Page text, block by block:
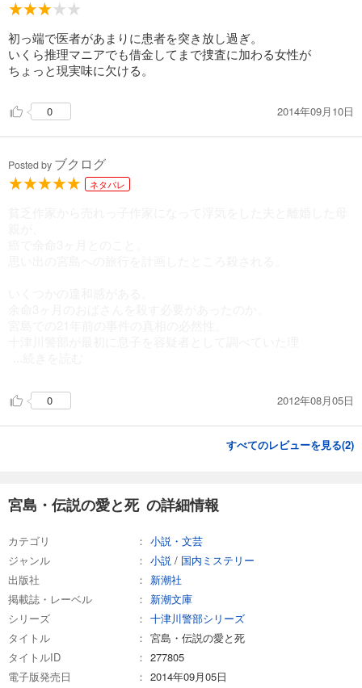
初っ端で医者があまりに患者を突き放し過ぎ。
いくら推理マニアでも借金してまで捜査に加わる女性が
ちょっと現実味に欠ける。
0 2014年09月10日
Posted by ブクログ
ネタバレ
0 2012年08月05日
すべてのレビューを見る(2)
宮島・伝説の愛と死 の詳細情報
カテゴリ
小説・文芸
ジャンル
小説 / 国内ミステリー
出版社
新潮社
掲載誌・レーベル
新潮文庫
シリーズ
十津川警部シリーズ
タイトル
宮島・伝説の愛と死
タイトルID
277805
電子版発売日
2014年09月05日